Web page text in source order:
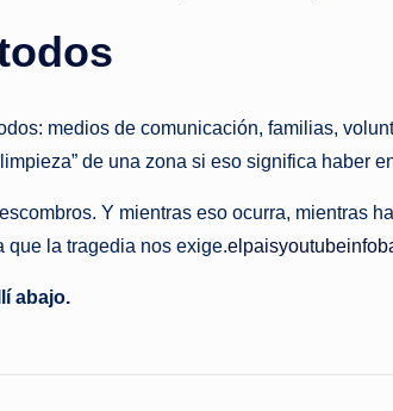
medios de comunicación, familias,
de una zona si eso significa haber
Y mientras eso ocurra, mientras
que la tragedia nos exige.elpaisyoutube
abajo.